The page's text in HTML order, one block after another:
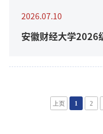
2026.07.10
安徽财经大学2026
上页 1 2